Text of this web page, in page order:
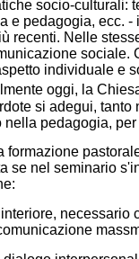
socio-
e pedagogia, ecc.
recenti. Nelle
individuale e
oggi, la
si adegui,
pedagogia,
formazione
se nel seminario